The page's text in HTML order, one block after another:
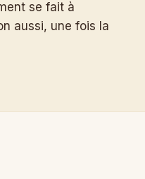
se fait à
aussi, une fois la